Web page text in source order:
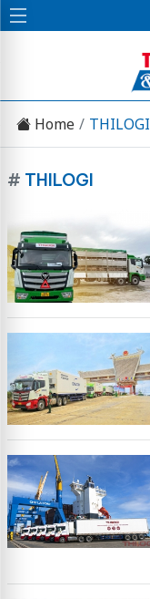
Home THILOGI
# THILOGI